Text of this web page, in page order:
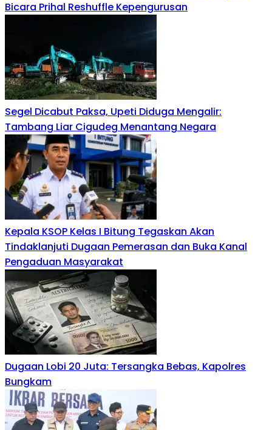
Bicara Prihal Reshuffle Kepengurusan
Segel Dicabut Paksa, Upeti Diduga Mengalir:
Tambang Liar Cigudeg Menantang Negara
Kepala KSOP Kelas I Bitung Tegaskan Akan
Tindaklanjuti Dugaan Pemerasan dan Buka Kanal
Pengaduan Masyarakat
Dugaan Lobi 20 Juta: Tersangka Bebas, Kapolres
Bungkam